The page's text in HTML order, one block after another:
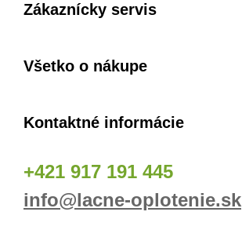
Zákaznícky servis
Všetko o nákupe
Kontaktné informácie
+421 917 191 445
info@lacne-oplotenie.sk